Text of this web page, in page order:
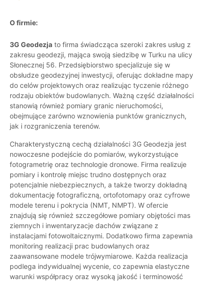
O firmie:
3G Geodezja to firma świadcząca szeroki zakres usług z
zakresu geodezji, mająca swoją siedzibę w Turku na ulicy
Słonecznej 56. Przedsiębiorstwo specjalizuje się w
obsłudze geodezyjnej inwestycji, oferując dokładne mapy
do celów projektowych oraz realizując tyczenie różnego
rodzaju obiektów budowlanych. Ważną część działalności
stanowią również pomiary granic nieruchomości,
obejmujące zarówno wznowienia punktów granicznych,
jak i rozgraniczenia terenów.
Charakterystyczną cechą działalności 3G Geodezja jest
nowoczesne podejście do pomiarów, wykorzystujące
fotogrametrię oraz technologie dronowe. Firma realizuje
pomiary i kontrolę miejsc trudno dostępnych oraz
potencjalnie niebezpiecznych, a także tworzy dokładną
dokumentację fotograficzną, ortofotomapy oraz cyfrowe
modele terenu i pokrycia (NMT, NMPT). W ofercie
znajdują się również szczegółowe pomiary objętości mas
ziemnych i inwentaryzacje dachów związane z
instalacjami fotowoltaicznymi. Dodatkowo firma zapewnia
monitoring realizacji prac budowlanych oraz
zaawansowane modele trójwymiarowe. Każda realizacja
podlega indywidualnej wycenie, co zapewnia elastyczne
warunki współpracy oraz wysoką jakość i terminowość